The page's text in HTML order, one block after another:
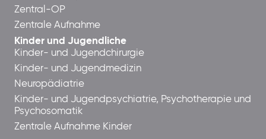
Zentral-OP
Zentrale Aufnahme
Kinder und Jugendliche
Kinder- und Jugendchirurgie
Kinder- und Jugendmedizin
Neuropädiatrie
Kinder- und Jugendpsychiatrie, Psychotherapie und
Psychosomatik
Zentrale Aufnahme Kinder